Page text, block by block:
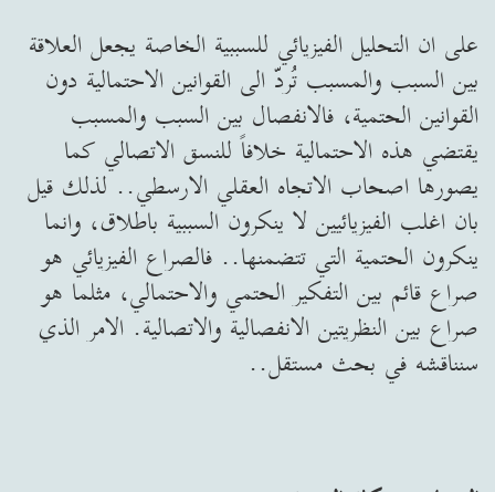
على ان التحليل الفيزيائي للسببية الخاصة يجعل العلاقة
بين السبب والمسبب تُردّ الى القوانين الاحتمالية دون
القوانين الحتمية، فالانفصال بين السبب والمسبب
يقتضي هذه الاحتمالية خلافاً للنسق الاتصالي كما
يصورها اصحاب الاتجاه العقلي الارسطي.. لذلك قيل
بان اغلب الفيزيائيين لا ينكرون السببية باطلاق، وانما
ينكرون الحتمية التي تتضمنها.. فالصراع الفيزيائي هو
صراع قائم بين التفكير الحتمي والاحتمالي، مثلما هو
صراع بين النظريتين الانفصالية والاتصالية. الامر الذي
سنناقشه في بحث مستقل..